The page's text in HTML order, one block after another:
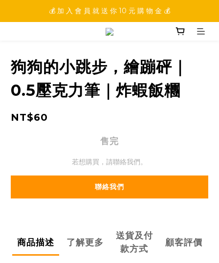
💰 加 入 會 員 就 送 你 10 元 購 物 金 💰
💰 加 入 會 員 就 送 你 10 元 購 物 金 💰
💰 填 寫 完 整 會 員 資 訊 再 送 點 數 22222 點 💰
狗狗的小跳步，繪蹦砰｜
0.5壓克力筆｜炸蝦飯糰
NT$60
售完
若想購買，請聯絡我們。
聯絡我們
商品描述 了解更多
送貨及付
款方式
顧客評價